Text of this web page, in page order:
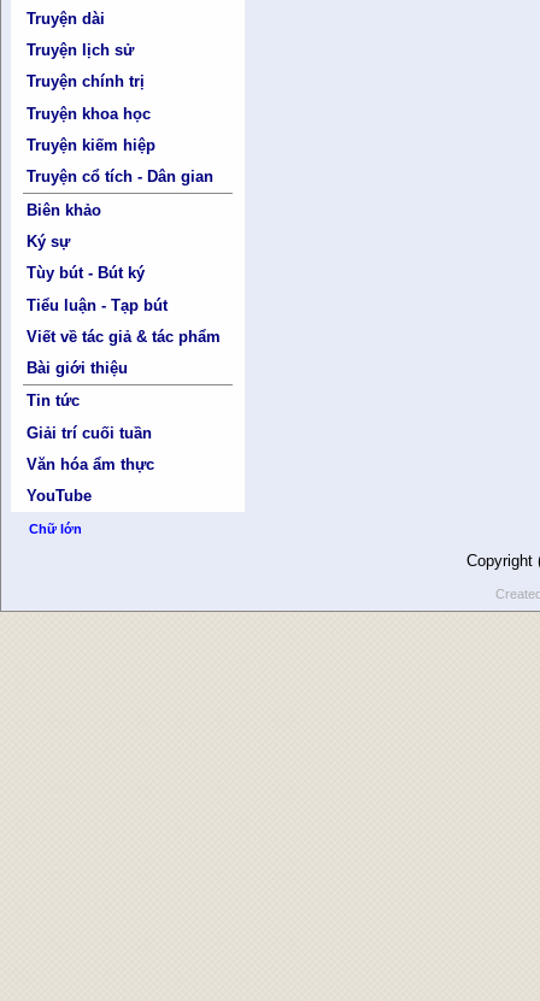
Truyện dài
Truyện lịch sử
Truyện chính trị
Truyện khoa học
Truyện kiếm hiệp
Truyện cổ tích - Dân gian
Biên khảo
Ký sự
Tùy bút - Bút ký
Tiểu luận - Tạp bút
Viết về tác giả & tác phẩm
Bài giới thiệu
Tin tức
Giải trí cuối tuần
Văn hóa ẩm thực
YouTube
Chữ lớn
Copyright